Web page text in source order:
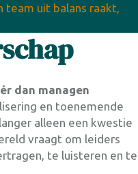
team uit balans raakt,
dan managen
en toenemende
alleen een kwestie
vraagt om leiders
te luisteren en te